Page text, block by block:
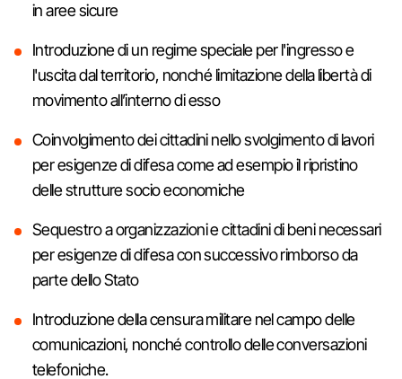
in aree sicure
Introduzione di un regime speciale per l'ingresso e
l'uscita dal territorio, nonché limitazione della libertà di
movimento all’interno di esso
Coinvolgimento dei cittadini nello svolgimento di lavori
per esigenze di difesa come ad esempio il ripristino
delle strutture socio economiche
Sequestro a organizzazioni e cittadini di beni necessari
per esigenze di difesa con successivo rimborso da
parte dello Stato
Introduzione della censura militare nel campo delle
comunicazioni, nonché controllo delle conversazioni
telefoniche.